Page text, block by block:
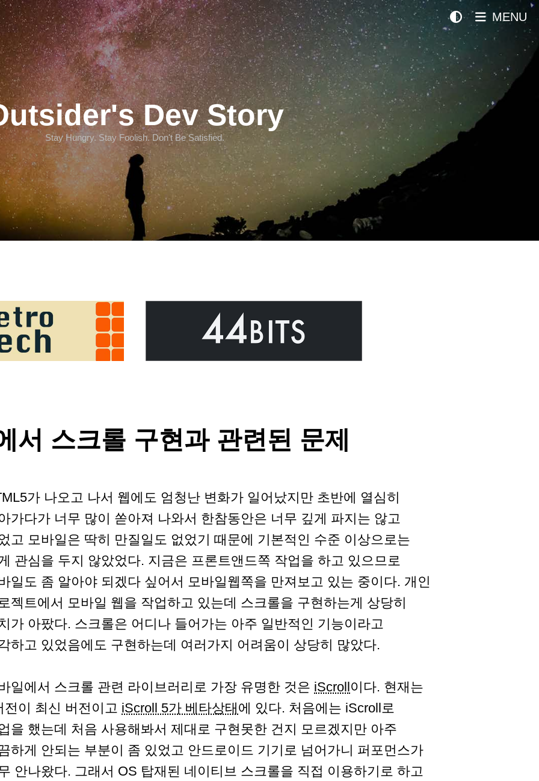
Dev Story
Stay Hungry. Stay Foolish. Don't Be Satisfied.
MENU
서 스크롤 구현과 관련된 문제
가 나오고 나서 웹에도 엄청난 변화가 일어났지만 초반에 열심히
가다가 너무 많이 쏟아져 나와서 한참동안은 너무 깊게 파지는 않고
고 모바일은 딱히 만질일도 없었기 때문에 기본적인 수준 이상으로는
관심을 두지 않았었다. 지금은 프론트앤드쪽 작업을 하고 있으므로
일도 좀 알아야 되겠다 싶어서 모바일웹쪽을 만져보고 있는 중이다. 개인
젝트에서 모바일 웹을 작업하고 있는데 스크롤을 구현하는게 상당히
가 아팠다. 스크롤은 어디나 들어가는 아주 일반적인 기능이라고
하고 있었음에도 구현하는데 여러가지 어려움이 상당히 많았다.
일에서 스크롤 관련 라이브러리로 가장 유명한 것은 iScroll이다. 현재는
전이 최신 버전이고 iScroll 5가 베타상태에 있다. 처음에는 iScroll로
을 했는데 처음 사용해봐서 제대로 구현못한 건지 모르겠지만 아주
하게 안되는 부분이 좀 있었고 안드로이드 기기로 넘어가니 퍼포먼스가
안나왔다. 그래서 OS 탑재된 네이티브 스크롤을 직접 이용하기로 하고